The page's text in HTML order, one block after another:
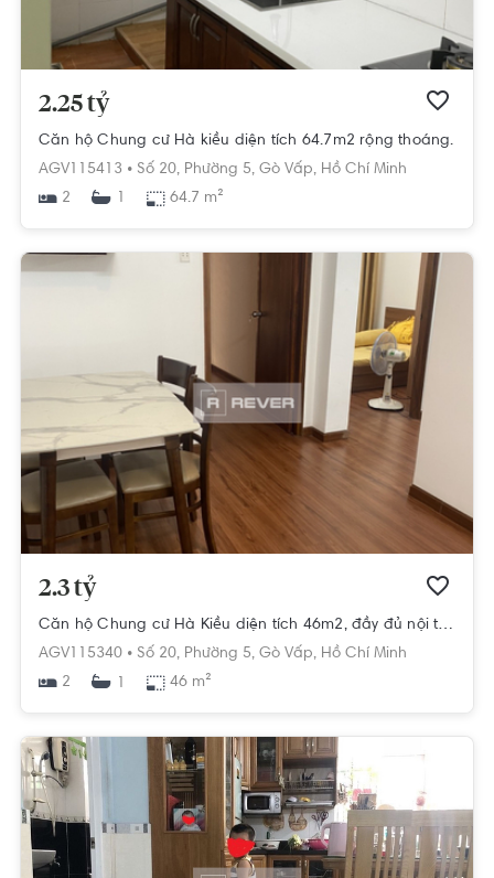
2.25 tỷ
Căn hộ Chung cư Hà kiều diện tích 64.7m2 rộng thoáng.
AGV115413 • Số 20, Phường 5, Gò Vấp, Hồ Chí Minh
2
1 64.7 m²
2.3 tỷ
Căn hộ Chung cư Hà Kiều diện tích 46m2, đầy đủ nội thất.
AGV115340 • Số 20, Phường 5, Gò Vấp, Hồ Chí Minh
2
1 46 m²